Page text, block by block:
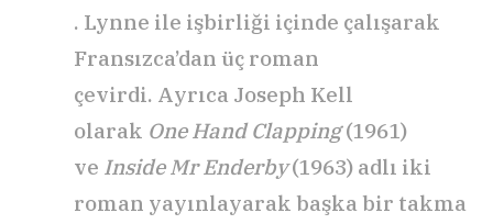
. Lynne ile işbirliği içinde çalışarak
Fransızca’dan üç roman
çevirdi. Ayrıca Joseph Kell
olarak One Hand Clapping(1961)
ve Inside Mr Enderby(1963) adlı iki
roman yayınlayarak başka bir takma